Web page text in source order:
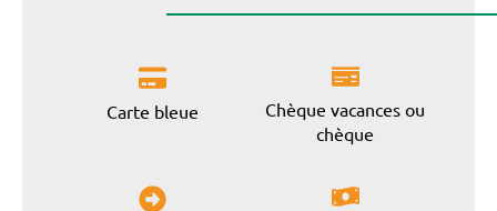
Carte bleue
Chèque vacances ou
chèque